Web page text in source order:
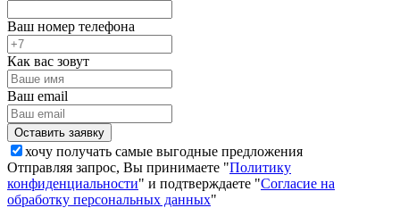
Ваш номер телефона
Как вас зовут
Ваш email
хочу получать самые выгодные предложения
Отправляя запрос, Вы принимаете "Политику
конфиденциальности" и подтверждаете "Согласие на
обработку персональных данных"